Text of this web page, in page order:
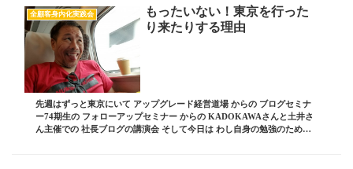
全顧客身内化実践会
もったいない！東京を行った
り来たりする理由
先週はずっと東京にいて アップグレード経営道場 からの ブログセミナ
ー74期生の フォローアップセミナー からの KADOKAWAさんと土井さ
ん主催での 社長ブログの講演会 そして今日は わし自身の勉強のために